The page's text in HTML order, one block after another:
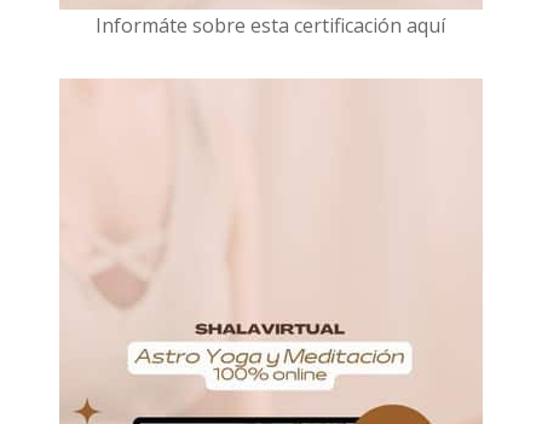
Informáte sobre esta certificación aquí